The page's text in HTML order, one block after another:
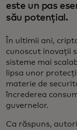
este un pas
său potențial.
În ultimii ani,
cunoscut inovații
sisteme mai
lipsa unor
materie de
încrederea
guvernelor.
Ca răspuns,